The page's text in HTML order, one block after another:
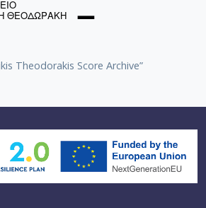
Theodorakis Score Archive”